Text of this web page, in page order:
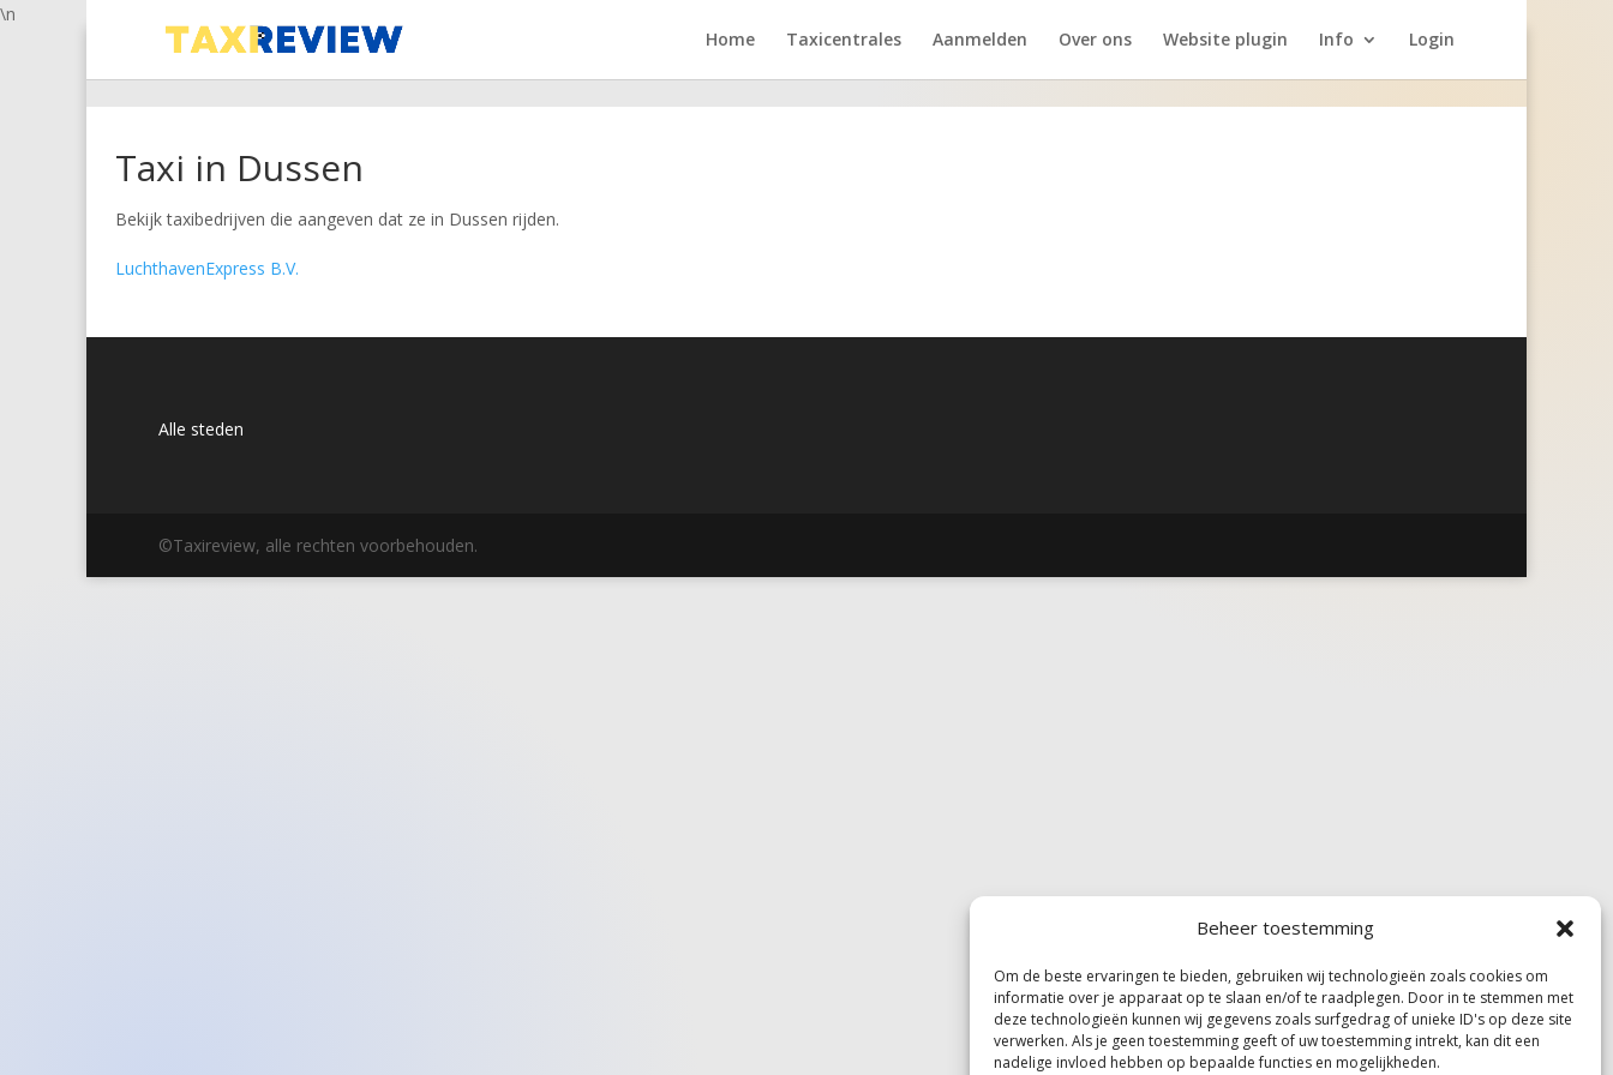
Beheer toestemming
Om de beste ervaringen te bieden, gebruiken wij technologieën zoals cookies om
informatie over je apparaat op te slaan en/of te raadplegen. Door in te stemmen met
deze technologieën kunnen wij gegevens zoals surfgedrag of unieke ID's op deze site
verwerken. Als je geen toestemming geeft of uw toestemming intrekt, kan dit een
nadelige invloed hebben op bepaalde functies en mogelijkheden.
\n
Home
Taxicentrales Aanmelden Over ons Website plugin Info Login
Taxi in Dussen
Bekijk taxibedrijven die aangeven dat ze in Dussen rijden.
LuchthavenExpress B.V.
Alle steden
©Taxireview, alle rechten voorbehouden.